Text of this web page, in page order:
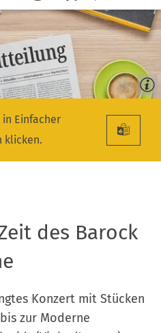
in Einfacher
klicken.
des Barock
Konzert mit Stücken
zur Moderne